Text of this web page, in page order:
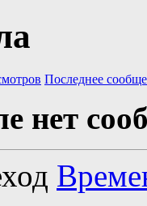
Последнее
нет